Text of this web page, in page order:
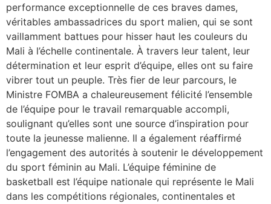
performance exceptionnelle de ces braves dames,
véritables ambassadrices du sport malien, qui se sont
vaillamment battues pour hisser haut les couleurs du
Mali à l’échelle continentale. À travers leur talent, leur
détermination et leur esprit d’équipe, elles ont su faire
vibrer tout un peuple. Très fier de leur parcours, le
Ministre FOMBA a chaleureusement félicité l’ensemble
de l’équipe pour le travail remarquable accompli,
soulignant qu’elles sont une source d’inspiration pour
toute la jeunesse malienne. Il a également réaffirmé
l’engagement des autorités à soutenir le développement
du sport féminin au Mali. L’équipe féminine de
basketball est l’équipe nationale qui représente le Mali
dans les compétitions régionales, continentales et